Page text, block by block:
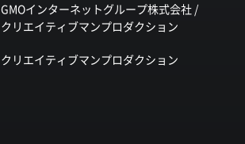
GMOインターネットグループ株式会社 /
クリエイティブマンプロダクション
クリエイティブマンプロダクション